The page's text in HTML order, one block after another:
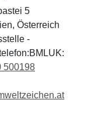
5
Österreich
-
500198